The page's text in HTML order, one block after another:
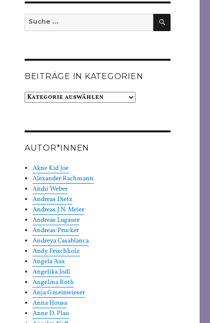
Suche
nach:
SUCHEN
BEITRÄGE IN KATEGORIEN
Beiträge
AUTOR*INNEN
Akne Kid Joe
Alexander Rachmann
Andii Weber
Andreas Dietz
Andreas J.N. Meier
Andreas Lugauer
Andreas Prucker
Andreya Casablanca
Andy Frischholz
Angela Aux
Angelika Jodl
Angelina Roth
Anja Gmeinwieser
Anna Housa
Anne D. Plau